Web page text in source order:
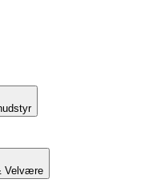
Velvære